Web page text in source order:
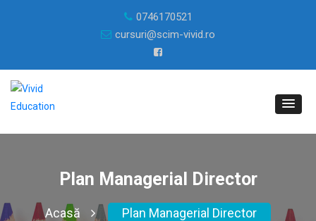
0746170521
cursuri@scim-vivid.ro
Plan Managerial Director
Acasă Plan Managerial Director